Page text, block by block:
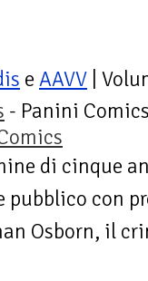
e AAVV |
- Panini
di cinque
pubblico con
Osborn, il